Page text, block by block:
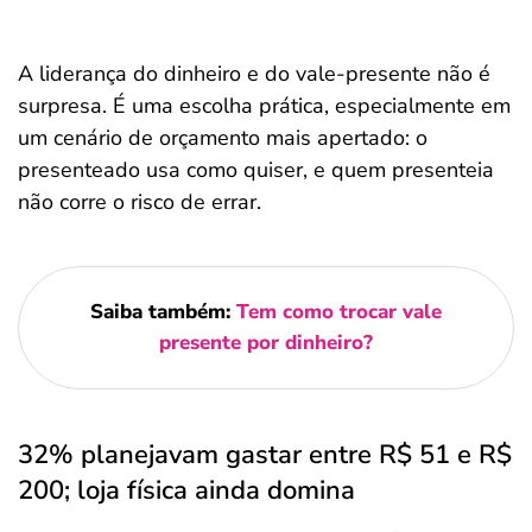
A liderança do dinheiro e do vale-presente não é
surpresa. É uma escolha prática, especialmente em
um cenário de orçamento mais apertado: o
presenteado usa como quiser, e quem presenteia
não corre o risco de errar.
Saiba também: Tem como trocar vale
presente por dinheiro?
32% planejavam gastar entre R$ 51 e R$
200; loja física ainda domina